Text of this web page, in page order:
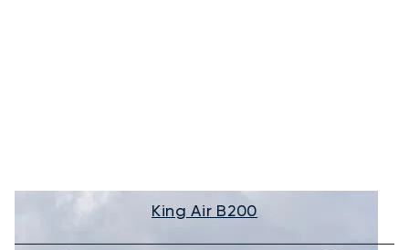
King Air B200